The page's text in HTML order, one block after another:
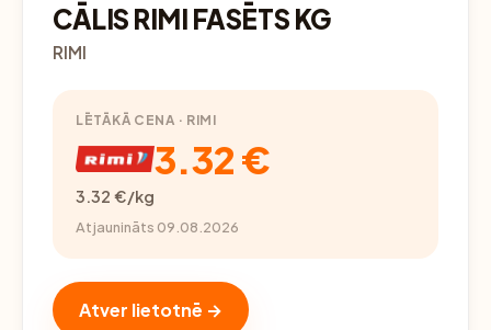
CĀLIS RIMI FASĒTS KG
RIMI
LĒTĀKĀ CENA · RIMI
3.32 €
3.32 €/kg
Atjaunināts 09.08.2026
Atver lietotnē →